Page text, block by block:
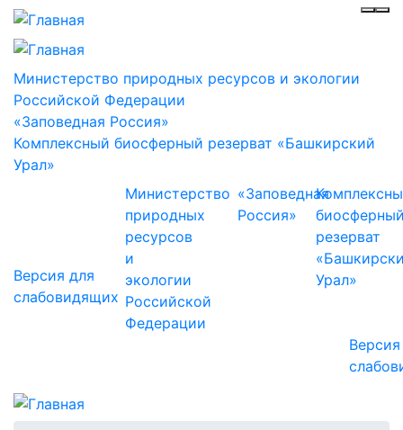
Министерство природных ресурсов и экологии
Российской Федерации
«Заповедная Россия»
Комплексный биосферный резерват «Башкирский
Урал»
Версия для
слабовидящих
Министерство
природных
ресурсов
и
экологии
Российской
Федерации
«Заповедная
Россия»
резерват
Урал»